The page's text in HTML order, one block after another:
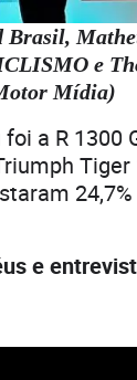
e
Mídia)
a R 1300
24,7%
e